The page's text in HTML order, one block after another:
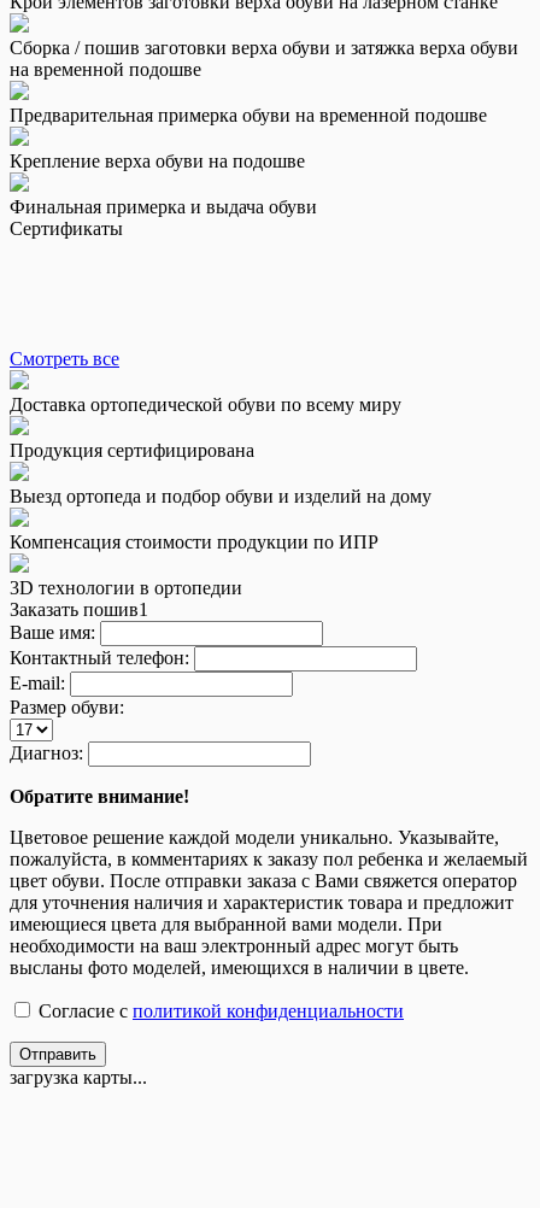
Сборка / пошив заготовки верха обуви и затяжка верха обуви
на временной подошве
Предварительная примерка обуви на временной подошве
Крепление верха обуви на подошве
Финальная примерка и выдача обуви
Сертификаты
Смотреть все
Доставка ортопедической обуви по всему миру
Продукция сертифицирована
Выезд ортопеда и подбор обуви и изделий на дому
Компенсация стоимости продукции по ИПР
3D технологии в ортопедии
Заказать пошив1
Ваше имя:
Контактный телефон:
E-mail:
Размер обуви:
Диагноз:
Обратите внимание!
Цветовое решение каждой модели уникально. Указывайте,
пожалуйста, в комментариях к заказу пол ребенка и желаемый
цвет обуви. После отправки заказа с Вами свяжется оператор
для уточнения наличия и характеристик товара и предложит
имеющиеся цвета для выбранной вами модели. При
необходимости на ваш электронный адрес могут быть
высланы фото моделей, имеющихся в наличии в цвете.
Согласие с политикой конфиденциальности
Отправить
загрузка карты...